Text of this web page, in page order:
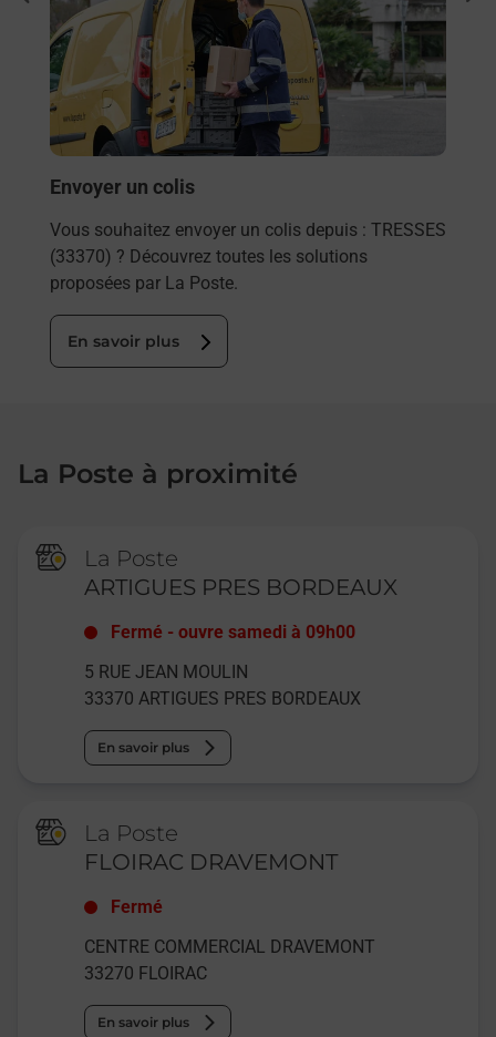
Envoyer un colis
Vous souhaitez envoyer un colis depuis : TRESSES
(33370) ? Découvrez toutes les solutions
proposées par La Poste.
En savoir plus
La Poste à proximité
La Poste
ARTIGUES PRES BORDEAUX
Fermé -ouvre samedi à 09h00
5 RUE JEAN MOULIN
33370 ARTIGUES PRES BORDEAUX
En savoir plus
La Poste
FLOIRAC DRAVEMONT
Fermé
CENTRE COMMERCIAL DRAVEMONT
33270 FLOIRAC
En savoir plus